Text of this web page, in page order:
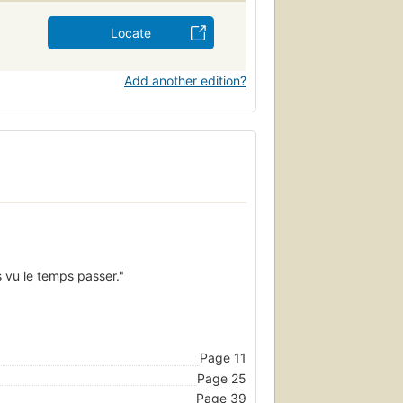
Locate
Add another edition?
le temps passer."
Page 11
Page 25
Page 39